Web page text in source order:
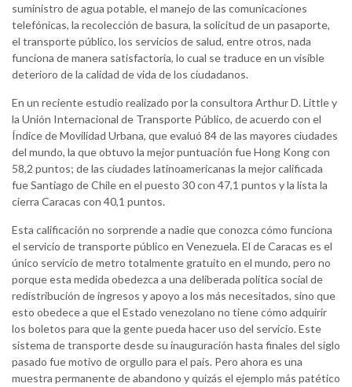
suministro de agua potable, el manejo de las comunicaciones
telefónicas, la recolección de basura, la solicitud de un pasaporte,
el transporte público, los servicios de salud, entre otros, nada
funciona de manera satisfactoria, lo cual se traduce en un visible
deterioro de la calidad de vida de los ciudadanos.
En un reciente estudio realizado por la consultora Arthur D. Little y
la Unión Internacional de Transporte Público, de acuerdo con el
Índice de Movilidad Urbana, que evaluó 84 de las mayores ciudades
del mundo, la que obtuvo la mejor puntuación fue Hong Kong con
58,2 puntos; de las ciudades latinoamericanas la mejor calificada
fue Santiago de Chile en el puesto 30 con 47,1 puntos y la lista la
cierra Caracas con 40,1 puntos.
Esta calificación no sorprende a nadie que conozca cómo funciona
el servicio de transporte público en Venezuela. El de Caracas es el
único servicio de metro totalmente gratuito en el mundo, pero no
porque esta medida obedezca a una deliberada política social de
redistribución de ingresos y apoyo a los más necesitados, sino que
esto obedece a que el Estado venezolano no tiene cómo adquirir
los boletos para que la gente pueda hacer uso del servicio. Este
sistema de transporte desde su inauguración hasta finales del siglo
pasado fue motivo de orgullo para el país. Pero ahora es una
muestra permanente de abandono y quizás el ejemplo más patético